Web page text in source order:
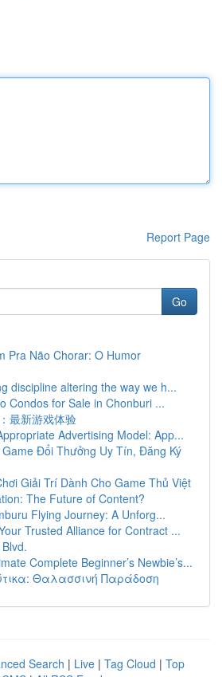
Report Page
Go
Pra Não Chorar: O Humor
discipline altering the way we h...
Condos for Sale in Chonburi ...
最新游戏体验
Advertising Model: App...
Game Đổi Thưởng Uy Tín, Đăng Ký
Giải Trí Dành Cho Game Thủ Việt
The Future of Content?
Flying Journey: A Unforg...
Trusted Alliance for Contract ...
Complete Beginner’s Newbie’s...
Θαλασσινή Παράδοση
Search | Live | Tag Cloud | Top